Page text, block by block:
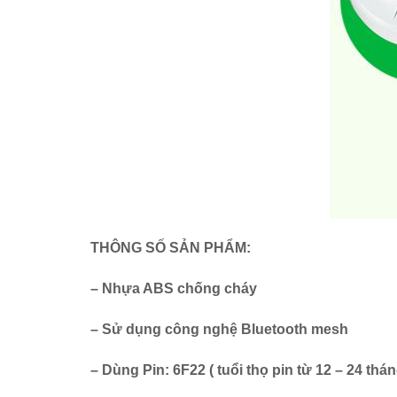
THÔNG SỐ SẢN PHẨM:
– Nhựa ABS chống cháy
– Sử dụng công nghệ Bluetooth mesh
– Dùng Pin: 6F22 ( tuổi thọ pin từ 12 – 24